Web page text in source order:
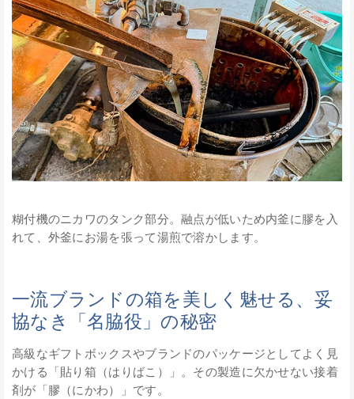
糊付機のニカワのタンク部分。融点が低いため内釜に膠を入
れて、外釜にお湯を張って湯煎で溶かします。
一流ブランドの箱を美しく魅せる、妥
協なき「名脇役」の秘密
高級なギフトボックスやブランドのパッケージとしてよく見
かける「貼り箱（はりばこ）」。その製造に欠かせない接着
剤が「膠（にかわ）」です。